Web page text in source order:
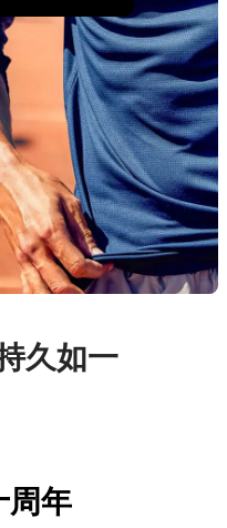
久如一
周年